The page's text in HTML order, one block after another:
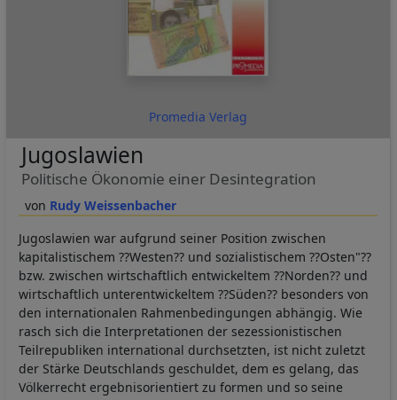
Promedia Verlag
Rudy Weissenbacher
Jugoslawien
Politische Ökonomie einer Desintegration
Jugoslawien war aufgrund seiner Position zwischen
kapitalistischem ??Westen?? und sozialistischem ??Osten"??
bzw. zwischen wirtschaftlich entwickeltem ??Norden?? und
wirtschaftlich unterentwickeltem ??Süden?? besonders von
den internationalen Rahmenbedingungen abhängig. Wie
rasch sich die Interpretationen der sezessionistischen
Teilrepubliken international durchsetzten, ist nicht zuletzt
der Stärke Deutschlands geschuldet, dem es gelang, das
Völkerrecht ergebnisorientiert zu formen und so seine